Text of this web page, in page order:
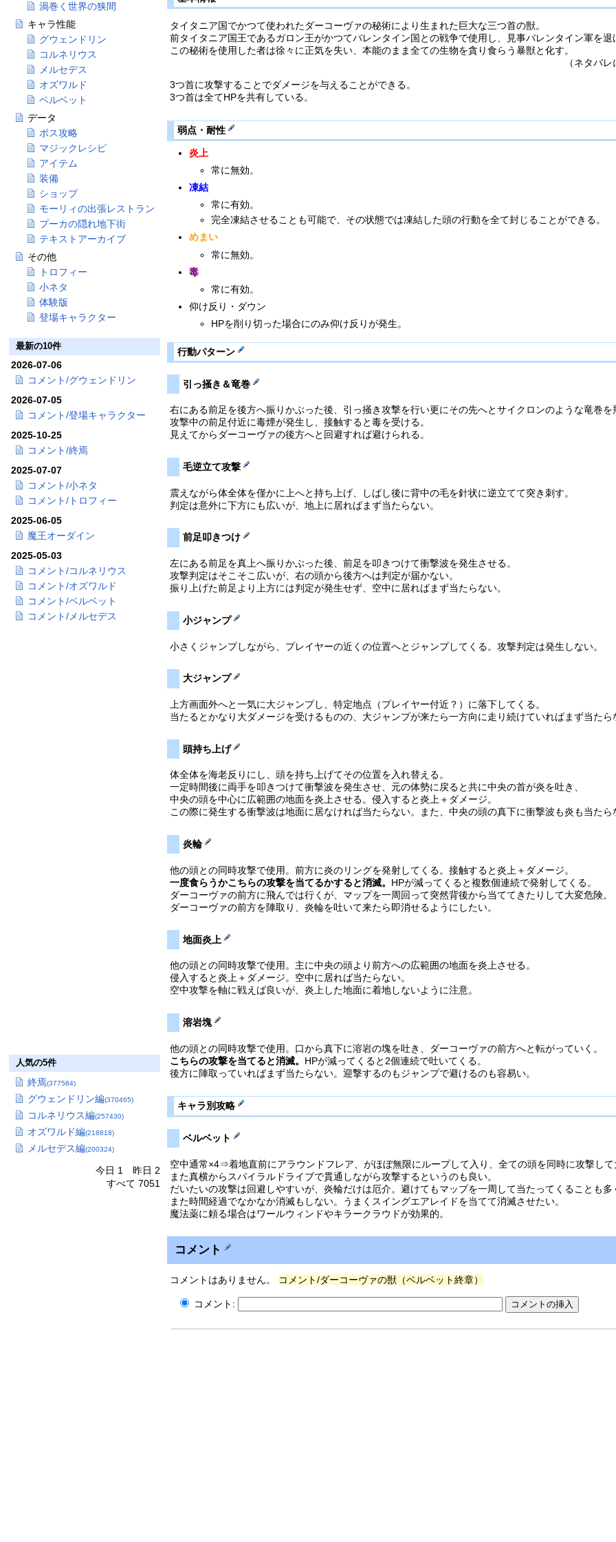
タイタニア国でかつて使われたダーコーヴァの秘術により生まれた巨大な三つ首の獣。
前タイタニア国王であるガロン王がかつてバレンタイン国との戦争で使用し、見事バレンタイン軍を退
この秘術を使用した者は徐々に正気を失い、本能のまま全ての生物を貪り食らう暴獣と化す。
（ネタバレ
3つ首に攻撃することでダメージを与えることができる。
3つ首は全てHPを共有している。
弱点・耐性
炎上
常に無効。
凍結
常に有効。
完全凍結させることも可能で、その状態では凍結した頭の行動を全て封じることができる。
めまい
常に無効。
毒
常に有効。
仰け反り・ダウン
HPを削り切った場合にのみ仰け反りが発生。
行動パターン
引っ掻き＆竜巻
右にある前足を後方へ振りかぶった後、引っ掻き攻撃を行い更にその先へとサイクロンのような竜巻を
攻撃中の前足付近に毒煙が発生し、接触すると毒を受ける。
見えてからダーコーヴァの後方へと回避すれば避けられる。
毛逆立て攻撃
震えながら体全体を僅かに上へと持ち上げ、しばし後に背中の毛を針状に逆立てて突き刺す。
判定は意外に下方にも広いが、地上に居ればまず当たらない。
前足叩きつけ
左にある前足を真上へ振りかぶった後、前足を叩きつけて衝撃波を発生させる。
攻撃判定はそこそこ広いが、右の頭から後方へは判定が届かない。
振り上げた前足より上方には判定が発生せず、空中に居ればまず当たらない。
小ジャンプ
小さくジャンプしながら、プレイヤーの近くの位置へとジャンプしてくる。攻撃判定は発生しない。
大ジャンプ
上方画面外へと一気に大ジャンプし、特定地点（プレイヤー付近？）に落下してくる。
当たるとかなり大ダメージを受けるものの、大ジャンプが来たら一方向に走り続けていればまず当たら
頭持ち上げ
体全体を海老反りにし、頭を持ち上げてその位置を入れ替える。
一定時間後に両手を叩きつけて衝撃波を発生させ、元の体勢に戻ると共に中央の首が炎を吐き、
中央の頭を中心に広範囲の地面を炎上させる。侵入すると炎上＋ダメージ。
この際に発生する衝撃波は地面に居なければ当たらない。また、中央の頭の真下に衝撃波も炎も当たら
炎輪
他の頭との同時攻撃で使用。前方に炎のリングを発射してくる。接触すると炎上＋ダメージ。
一度食らうかこちらの攻撃を当てるかすると消滅。 HPが減ってくると複数個連続で発射してくる。
ダーコーヴァの前方に飛んでは行くが、マップを一周回って突然背後から当ててきたりして大変危険。
ダーコーヴァの前方を陣取り、炎輪を吐いて来たら即消せるようにしたい。
地面炎上
他の頭との同時攻撃で使用。主に中央の頭より前方への広範囲の地面を炎上させる。
侵入すると炎上＋ダメージ。空中に居れば当たらない。
空中攻撃を軸に戦えば良いが、炎上した地面に着地しないように注意。
溶岩塊
他の頭との同時攻撃で使用。口から真下に溶岩の塊を吐き、ダーコーヴァの前方へと転がっていく。
こちらの攻撃を当てると消滅。 HPが減ってくると2個連続で吐いてくる。
後方に陣取っていればまず当たらない。迎撃するのもジャンプで避けるのも容易い。
キャラ別攻略
ベルベット
空中通常×4⇒着地直前にアラウンドフレア、がほぼ無限にループして入り、全ての頭を同時に攻撃して
また真横からスパイラルドライブで貫通しながら攻撃するというのも良い。
だいたいの攻撃は回避しやすいが、炎輪だけは厄介。避けてもマップを一周して当たってくることも多
また時間経過でなかなか消滅もしない。うまくスイングエアレイドを当てて消滅させたい。
魔法薬に頼る場合はワールウィンドやキラークラウドが効果的。
コメント
コメントはありません。 コメント/ダーコーヴァの獣（ベルベット終章）
コメント:
渦巻く世界の狭間
キャラ性能
グウェンドリン
コルネリウス
メルセデス
オズワルド
ベルベット
データ
ボス攻略
マジックレシピ
アイテム
装備
ショップ
モーリィの出張レストラン
プーカの隠れ地下街
テキストアーカイブ
その他
トロフィー
小ネタ
体験版
登場キャラクター
最新の10件
2026-07-06
コメント/グウェンドリン
2026-07-05
コメント/登場キャラクター
2025-10-25
コメント/終焉
2025-07-07
コメント/小ネタ
コメント/トロフィー
2025-06-05
魔王オーダイン
2025-05-03
コメント/コルネリウス
コメント/オズワルド
コメント/ベルベット
コメント/メルセデス
人気の5件
終焉(377584)
グウェンドリン編(370465)
コルネリウス編(257430)
オズワルド編(218818)
メルセデス編(200324)
今日 1 昨日 2
すべて 7051